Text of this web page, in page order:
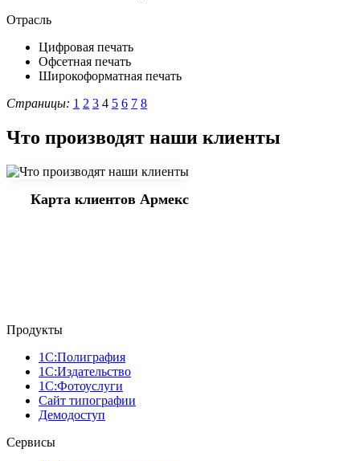
Отрасль
Цифровая печать
Офсетная печать
Широкоформатная печать
Страницы: 1 2 3 4 5 6 7 8
Что производят наши клиенты
Карта клиентов Армекс
Продукты
1С:Полиграфия
1С:Издательство
1С:Фотоуслуги
Сайт типографии
Демодоступ
Сервисы